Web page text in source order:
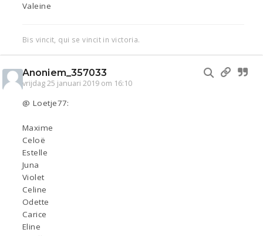
Valeine
Bis vincit, qui se vincit in victoria.
Anoniem_357033
vrijdag 25 januari 2019 om 16:10
@ Loetje77:
Maxime
Celoë
Estelle
Juna
Violet
Celine
Odette
Carice
Eline